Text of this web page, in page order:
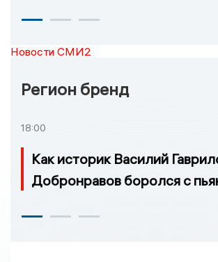
Новости СМИ2
Регион бренд
18:00
Как историк Василий
Добронравов боролся с